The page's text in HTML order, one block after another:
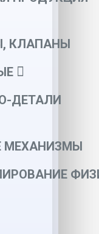
КЛАПАНЫ
ДЕТАЛИ
МЕХАНИЗМЫ